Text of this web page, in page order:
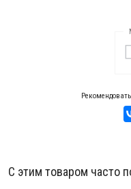
С этим товаром часто